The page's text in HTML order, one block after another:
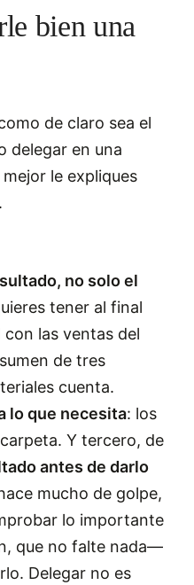
bien una
de claro sea el
delegar en una
le expliques
no solo el
tener al final
las ventas del
de tres
cuenta.
lo que necesita: los
Y tercero, de
antes de darlo
mucho de golpe,
lo importante
que no falte nada—
Delegar no es